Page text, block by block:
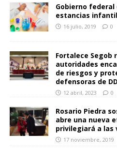
Gobierno
estancias
16 julio, 2019 0
Fortalece Segob
autoridades
de riesgos y
defensoras de
12 abril, 2023 0
Rosario Piedra
abre una nueva
privilegiará a las
17 noviembre, 2019